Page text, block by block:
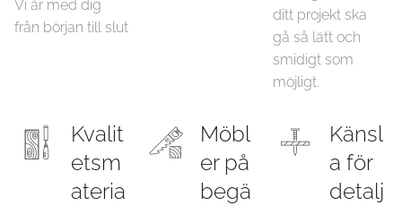
Vi är med dig
från början till slut
ditt projekt ska
gå så lätt och
smidigt som
möjligt.
Kvalit
etsm
ateria
Möbl
er på
begä
Känsl
a för
detalj